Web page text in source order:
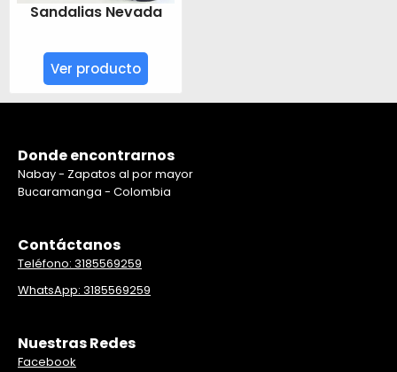
Sandalias Nevada
Ver producto
Donde encontrarnos
Nabay - Zapatos al por mayor
Bucaramanga - Colombia
Contáctanos
Teléfono: 3185569259
WhatsApp: 3185569259
Nuestras Redes
Facebook